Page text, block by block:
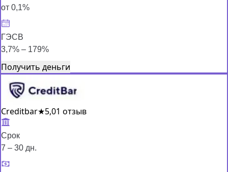
от 0,1%
ГЭСВ
3,7% – 179%
Получить деньги
Creditbar★5,01 отзыв
Срок
7 – 30 дн.